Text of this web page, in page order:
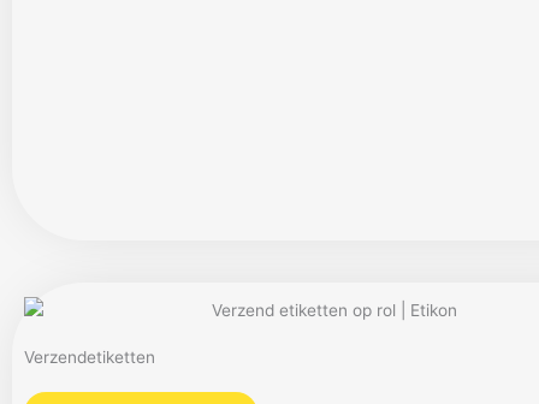
Verzendetiketten